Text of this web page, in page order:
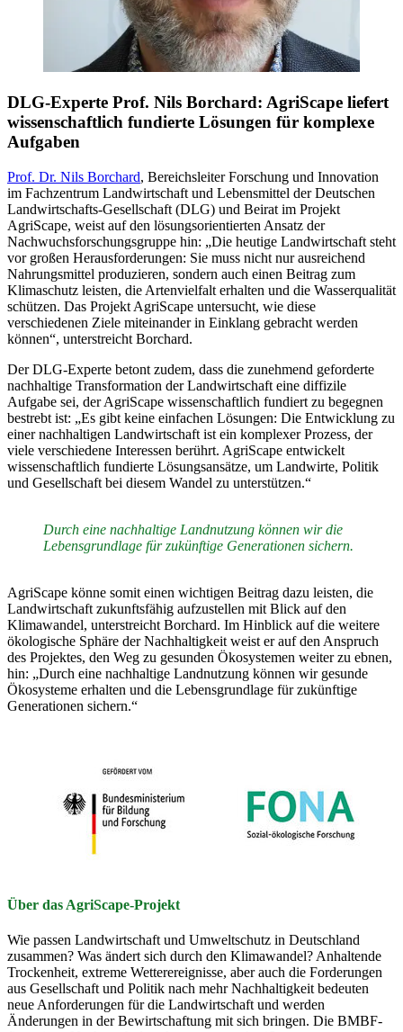
DLG-Experte Prof. Nils Borchard: AgriScape liefert
wissenschaftlich fundierte Lösungen für komplexe
Aufgaben
Prof. Dr. Nils Borchard, Bereichsleiter Forschung und Innovation
im Fachzentrum Landwirtschaft und Lebensmittel der Deutschen
Landwirtschafts-Gesellschaft (DLG) und Beirat im Projekt
AgriScape, weist auf den lösungsorientierten Ansatz der
Nachwuchsforschungsgruppe hin: „Die heutige Landwirtschaft steht
vor großen Herausforderungen: Sie muss nicht nur ausreichend
Nahrungsmittel produzieren, sondern auch einen Beitrag zum
Klimaschutz leisten, die Artenvielfalt erhalten und die Wasserqualität
schützen. Das Projekt AgriScape untersucht, wie diese
verschiedenen Ziele miteinander in Einklang gebracht werden
können“, unterstreicht Borchard.
Der DLG-Experte betont zudem, dass die zunehmend geforderte
nachhaltige Transformation der Landwirtschaft eine diffizile
Aufgabe sei, der AgriScape wissenschaftlich fundiert zu begegnen
bestrebt ist: „Es gibt keine einfachen Lösungen: Die Entwicklung zu
einer nachhaltigen Landwirtschaft ist ein komplexer Prozess, der
viele verschiedene Interessen berührt. AgriScape entwickelt
wissenschaftlich fundierte Lösungsansätze, um Landwirte, Politik
und Gesellschaft bei diesem Wandel zu unterstützen.“
Durch eine nachhaltige Landnutzung können wir die
Lebensgrundlage für zukünftige Generationen sichern.
AgriScape könne somit einen wichtigen Beitrag dazu leisten, die
Landwirtschaft zukunftsfähig aufzustellen mit Blick auf den
Klimawandel, unterstreicht Borchard. Im Hinblick auf die weitere
ökologische Sphäre der Nachhaltigkeit weist er auf den Anspruch
des Projektes, den Weg zu gesunden Ökosystemen weiter zu ebnen,
hin: „Durch eine nachhaltige Landnutzung können wir gesunde
Ökosysteme erhalten und die Lebensgrundlage für zukünftige
Generationen sichern.“
Über das AgriScape-Projekt
Wie passen Landwirtschaft und Umweltschutz in Deutschland
zusammen? Was ändert sich durch den Klimawandel? Anhaltende
Trockenheit, extreme Wetterereignisse, aber auch die Forderungen
aus Gesellschaft und Politik nach mehr Nachhaltigkeit bedeuten
neue Anforderungen für die Landwirtschaft und werden
Änderungen in der Bewirtschaftung mit sich bringen. Die BMBF-